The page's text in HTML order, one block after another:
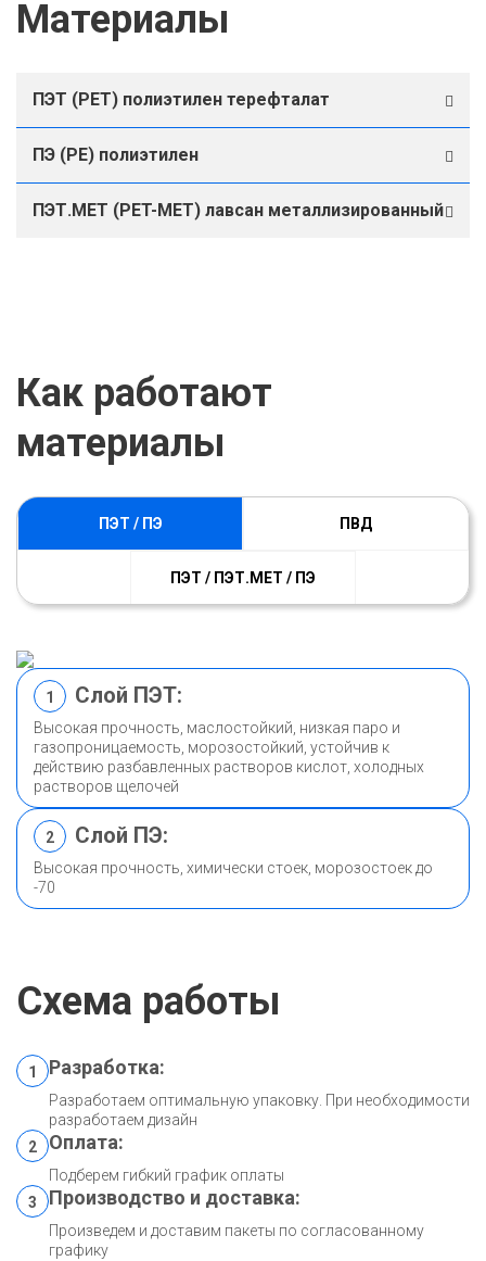
Материалы
ПЭТ (PET) полиэтилен терефталат
ПЭ (PE) полиэтилен
ПЭТ.МЕТ (PET-МЕТ) лавсан металлизированный
Как работают
материалы
ПЭТ / ПЭ ПВД
ПЭТ / ПЭТ.МЕТ / ПЭ
1 Слой ПЭТ:
Высокая прочность, маслостойкий, низкая паро и
газопроницаемость, морозостойкий, устойчив к
действию разбавленных растворов кислот, холодных
растворов щелочей
2 Слой ПЭ:
Высокая прочность, химически стоек, морозостоек до
-70
Схема работы
1 Разработка:
Разработаем оптимальную упаковку. При необходимости
разработаем дизайн
2
Оплата:
Подберем гибкий график оплаты
3
Производство и доставка:
Произведем и доставим пакеты по согласованному
графику